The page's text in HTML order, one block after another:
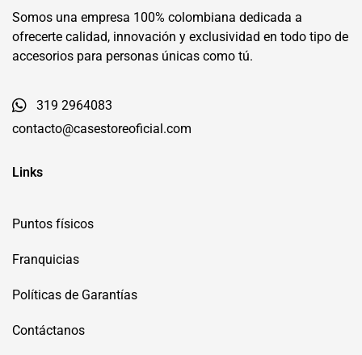
Somos una empresa 100% colombiana dedicada a
ofrecerte calidad, innovación y exclusividad en todo tipo de
accesorios para personas únicas como tú.
319 2964083
contacto@casestoreoficial.com
Links
Puntos físicos
Franquicias
Políticas de Garantías
Contáctanos